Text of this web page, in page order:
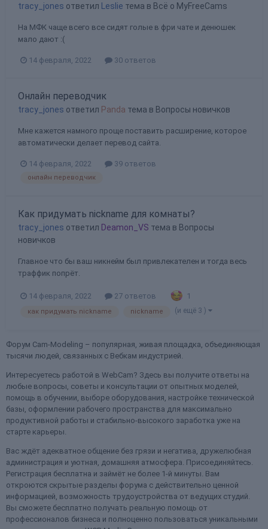
tracy_jones ответил Leslie тема в Всё о MyFreeCams
На МФК чаще всего все сидят голые в фри чате и денюшек
мало дают :(
14 февраля, 2022 30 ответов
Онлайн переводчик
tracy_jones ответил Panda тема в Вопросы новичков
Мне кажется намного проще поставить расширение, которое
автоматически делает перевод сайта.
14 февраля, 2022 39 ответов
онлайн переводчик
Как придумать nickname для комнаты?
tracy_jones ответил Deamon_VS тема в Вопросы
новичков
Главное что бы ваш никнейм был привлекателен и тогда весь
траффик попрёт.
14 февраля, 2022 27 ответов 1
как придумать nickname nickname (и ещё 3 )
Форум Cam-Modeling – популярная, живая площадка, объединяющая
тысячи людей, связанных с Вебкам индустрией.
Интересуетесь работой в WebCam? Здесь вы получите ответы на
любые вопросы, советы и консультации от опытных моделей,
помощь в обучении, выборе оборудования, настройке технической
базы, оформлении рабочего пространства для максимально
продуктивной работы и стабильно-высокого заработка уже на
старте карьеры.
Вас ждёт адекватное общение без грязи и негатива, дружелюбная
администрация и уютная, домашняя атмосфера. Присоединяйтесь.
Регистрация бесплатна и займёт не более 1-й минуты. Вам
откроются скрытые разделы форума с действительно ценной
информацией, возможность трудоустройства от ведущих студий.
Вы сможете бесплатно получать реальную помощь от
профессионалов бизнеса и полноценно пользоваться уникальными